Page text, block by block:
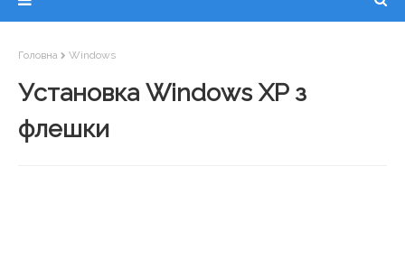
Головна Windows
Установка Windows XP з
флешки